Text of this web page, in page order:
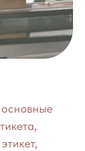
основные